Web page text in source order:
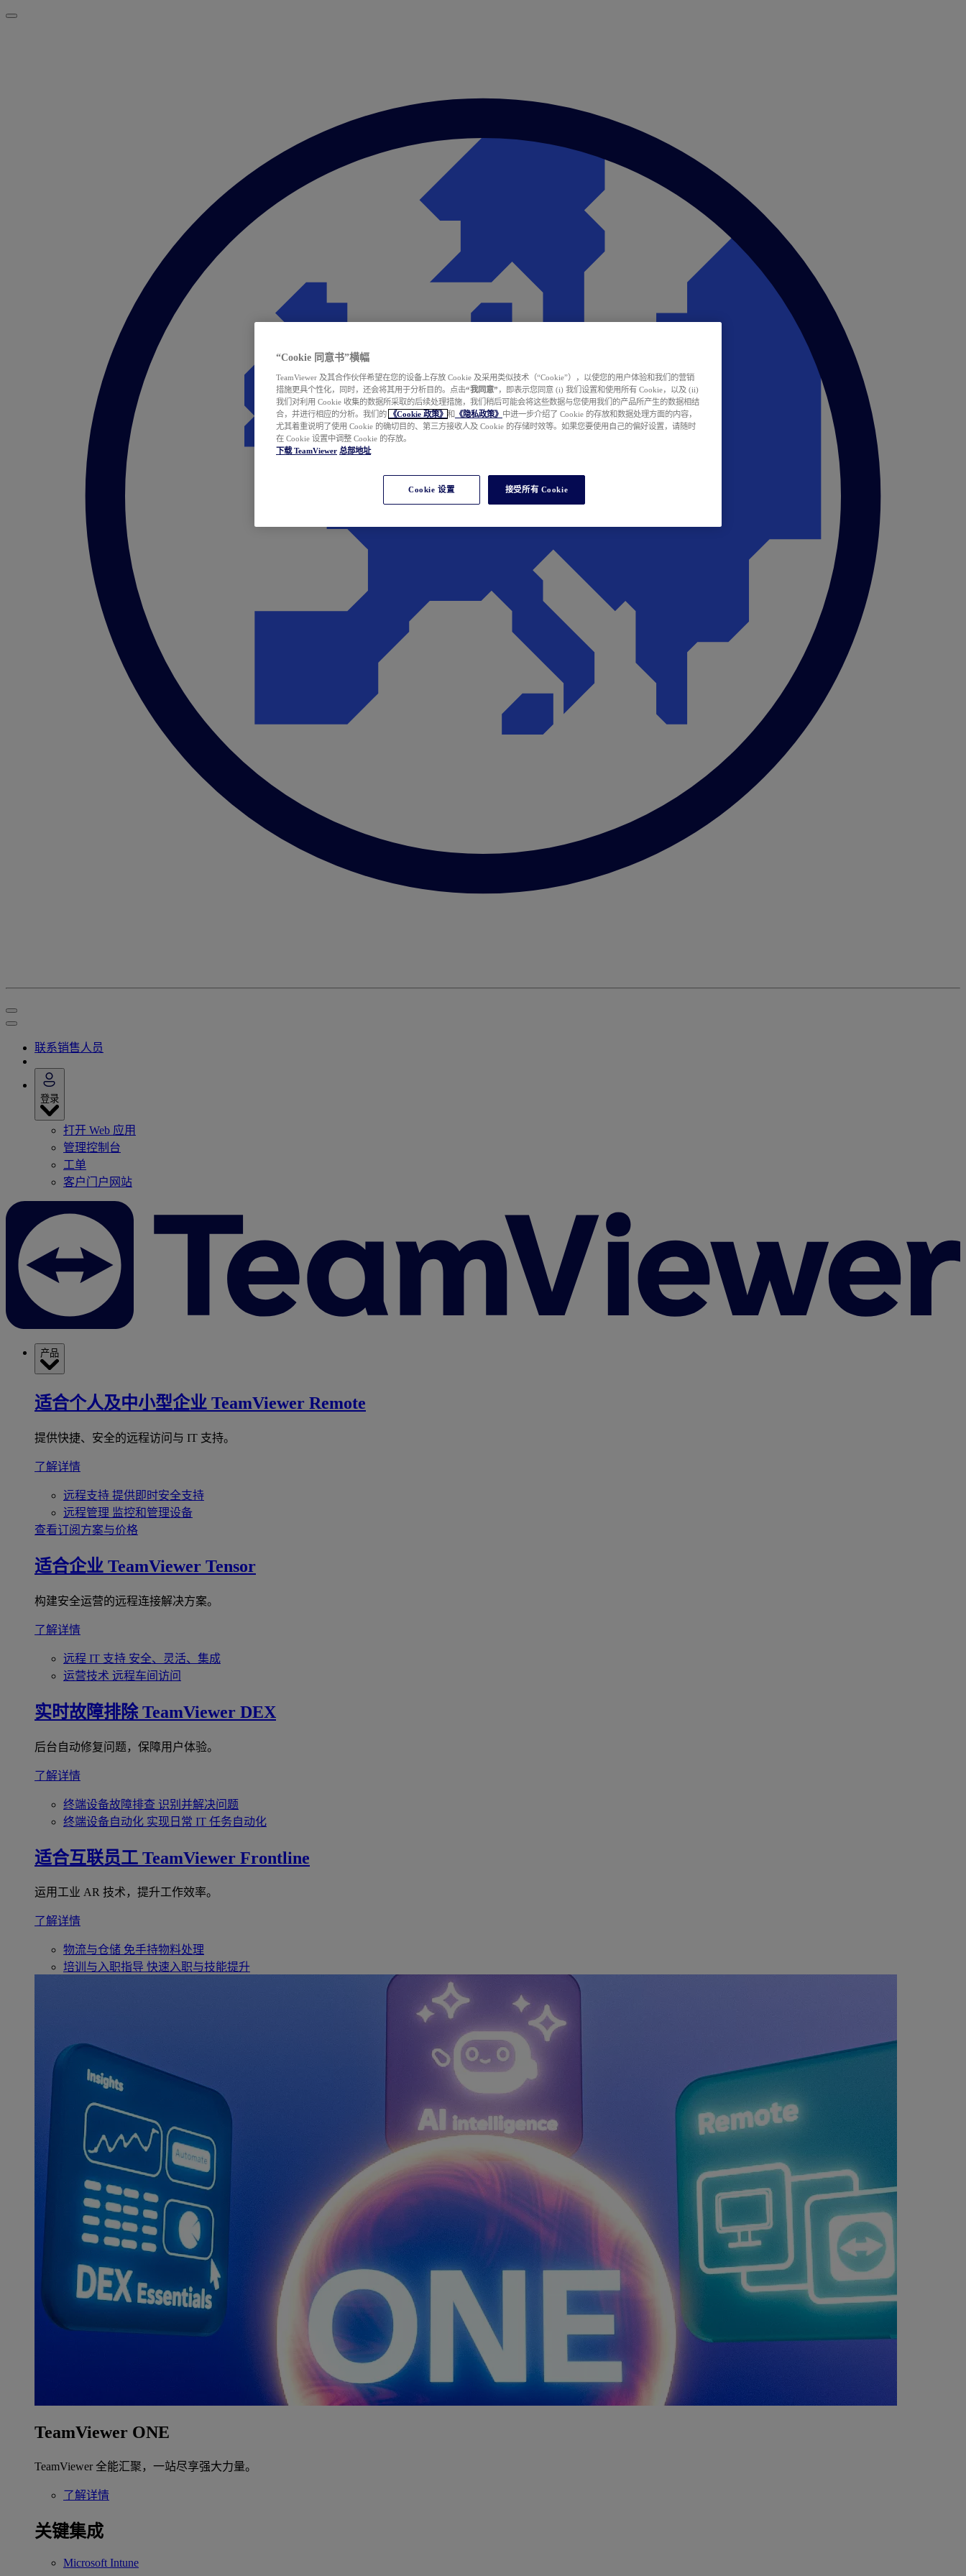
联系销售人员
登录
打开 Web 应用
管理控制台
工单
客户门户网站
产品
适合个人及中小型企业 TeamViewer Remote
提供快捷、安全的远程访问与 IT 支持。
了解详情
远程支持 提供即时安全支持
远程管理 监控和管理设备
查看订阅方案与价格
适合企业 TeamViewer Tensor
构建安全运营的远程连接解决方案。
了解详情
远程 IT 支持 安全、灵活、集成
运营技术 远程车间访问
实时故障排除 TeamViewer DEX
后台自动修复问题，保障用户体验。
了解详情
终端设备故障排查 识别并解决问题
终端设备自动化 实现日常 IT 任务自动化
适合互联员工 TeamViewer Frontline
运用工业 AR 技术，提升工作效率。
了解详情
物流与仓储 免手持物料处理
培训与入职指导 快速入职与技能提升
TeamViewer ONE
TeamViewer 全能汇聚，一站尽享强大力量。
了解详情
关键集成
Microsoft Intune
“Cookie 同意书”横幅
TeamViewer 及其合作伙伴希望在您的设备上存放 Cookie 及采用类似技术（“Cookie”），以使您的用户体验和我们的营销
措施更具个性化，同时，还会将其用于分析目的。点击“我同意” ，即表示您同意 (i) 我们设置和使用所有 Cookie，以及 (ii)
我们对利用 Cookie 收集的数据所采取的后续处理措施，我们稍后可能会将这些数据与您使用我们的产品所产生的数据相结
合，并进行相应的分析。我们的
《Cookie 政策》 和 《隐私政策》 中进一步介绍了 Cookie 的存放和数据处理方面的内容，
尤其着重说明了使用 Cookie 的确切目的、第三方接收人及 Cookie 的存储时效等。如果您要使用自己的偏好设置，请随时
在 Cookie 设置中调整 Cookie 的存放。
下载 TeamViewer 总部地址
Cookie 设置 接受所有 Cookie